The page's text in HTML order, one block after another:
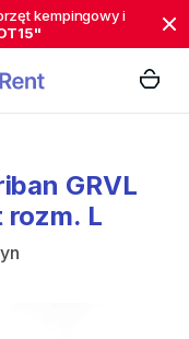
kempingowy i
GRVL
rozm. L